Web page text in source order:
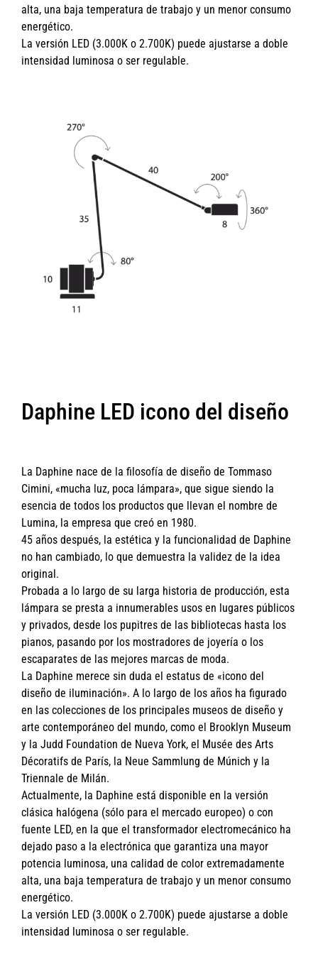
alta, una baja temperatura de trabajo y un menor consumo
energético.
La versión LED (3.000K o 2.700K) puede ajustarse a doble
intensidad luminosa o ser regulable.
Daphine LED icono del diseño
La Daphine nace de la filosofía de diseño de Tommaso
Cimini, «mucha luz, poca lámpara», que sigue siendo la
esencia de todos los productos que llevan el nombre de
Lumina, la empresa que creó en 1980.
45 años después, la estética y la funcionalidad de Daphine
no han cambiado, lo que demuestra la validez de la idea
original.
Probada a lo largo de su larga historia de producción, esta
lámpara se presta a innumerables usos en lugares públicos
y privados, desde los pupitres de las bibliotecas hasta los
pianos, pasando por los mostradores de joyería o los
escaparates de las mejores marcas de moda.
La Daphine merece sin duda el estatus de «icono del
diseño de iluminación». A lo largo de los años ha figurado
en las colecciones de los principales museos de diseño y
arte contemporáneo del mundo, como el Brooklyn Museum
y la Judd Foundation de Nueva York, el Musée des Arts
Décoratifs de París, la Neue Sammlung de Múnich y la
Triennale de Milán.
Actualmente, la Daphine está disponible en la versión
clásica halógena (sólo para el mercado europeo) o con
fuente LED, en la que el transformador electromecánico ha
dejado paso a la electrónica que garantiza una mayor
potencia luminosa, una calidad de color extremadamente
alta, una baja temperatura de trabajo y un menor consumo
energético.
La versión LED (3.000K o 2.700K) puede ajustarse a doble
intensidad luminosa o ser regulable.